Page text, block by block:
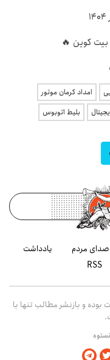
امداد کرمان موتور
بلیط اتوبوس
صدای مردم
یادداشت
RSS
و بازنشر مطالب تنها با